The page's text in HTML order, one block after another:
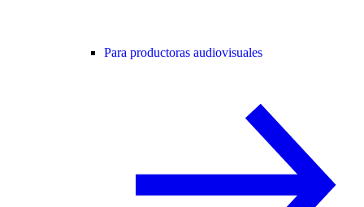
Para productoras audiovisuales